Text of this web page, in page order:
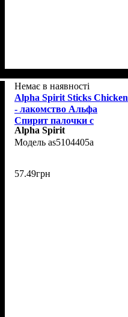
Немає в наявності
Alpha Spirit Sticks Chicken
- лакомство Альфа
Спирит палочки с
курицей 4 шт/уп
Alpha Spirit
as5104405а
57.49грн